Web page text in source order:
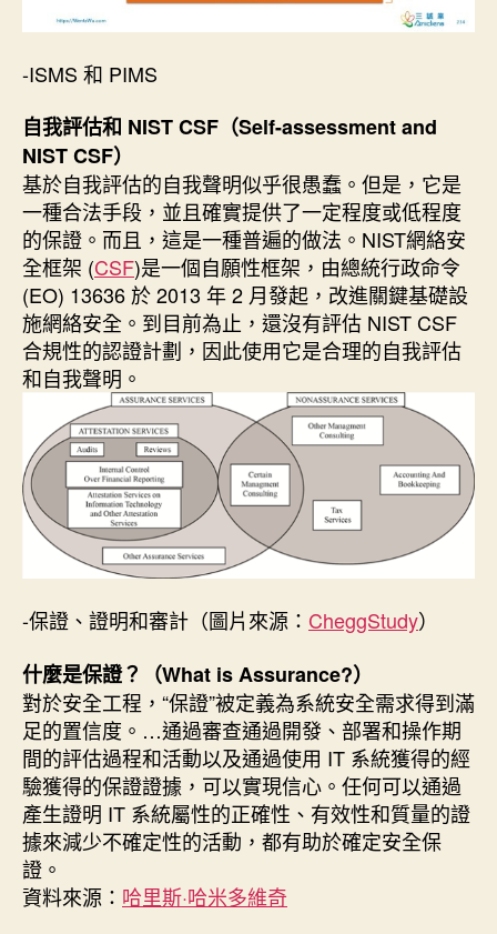
-ISMS 和 PIMS
自我評估和 NIST CSF（Self-assessment and
NIST CSF）
基於自我評估的自我聲明似乎很愚蠢。但是，它是
一種合法手段，並且確實提供了一定程度或低程度
的保證。而且，這是一種普遍的做法。NIST網絡安
全框架 (CSF)是一個自願性框架，由總統行政命令
(EO) 13636 於 2013 年 2 月發起，改進關鍵基礎設
施網絡安全。到目前為止，還沒有評估 NIST CSF
合規性的認證計劃，因此使用它是合理的自我評估
和自我聲明。
-保證、證明和審計（圖片來源： CheggStudy）
什麼是保證？（What is Assurance?）
對於安全工程，“保證”被定義為系統安全需求得到滿
足的置信度。…通過審查通過開發、部署和操作期
間的評估過程和活動以及通過使用 IT 系統獲得的經
驗獲得的保證證據，可以實現信心。任何可以通過
產生證明 IT 系統屬性的正確性、有效性和質量的證
據來減少不確定性的活動，都有助於確定安全保
證。
資料來源： 哈里斯·哈米多維奇